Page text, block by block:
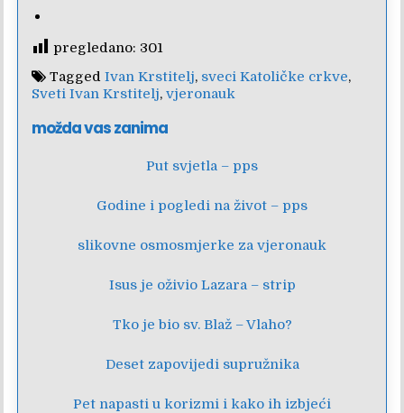
pregledano: 301
TaggedIvan Krstitelj, sveci Katoličke crkve,
Sveti Ivan Krstitelj,vjeronauk
možda vas zanima
Put svjetla – pps
Godine i pogledi na život – pps
slikovne osmosmjerke za vjeronauk
Isus je oživio Lazara – strip
Tko je bio sv. Blaž – Vlaho?
Deset zapovijedi supružnika
Pet napasti u korizmi i kako ih izbjeći